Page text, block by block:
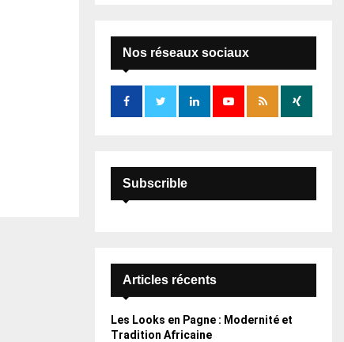
:
E
A
R
Nos réseaux sociaux
Subscrible
Articles récents
Les Looks en Pagne : Modernité et
Tradition Africaine